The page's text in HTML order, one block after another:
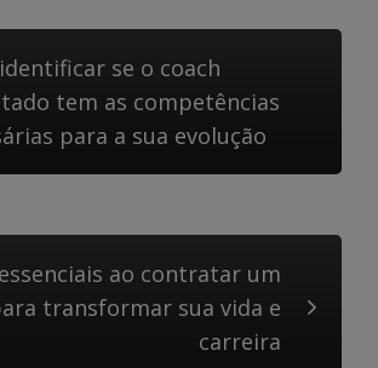
se o coach
tem as competências
para a sua evolução
ao contratar um
transformar sua vida e
carreira